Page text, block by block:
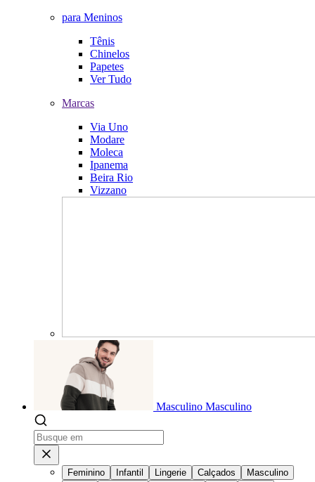
para Meninos
Tênis
Chinelos
Papetes
Ver Tudo
Marcas
Via Uno
Modare
Moleca
Ipanema
Beira Rio
Vizzano
Masculino Masculino
Feminino Infantil Lingerie Calçados
Masculino